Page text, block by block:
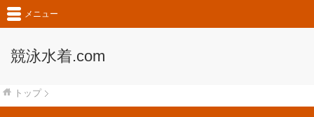
競泳水着.com
メニュー
トップ